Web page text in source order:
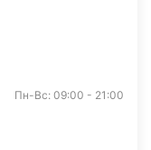
Пн-Вс: 09:00 - 21:00